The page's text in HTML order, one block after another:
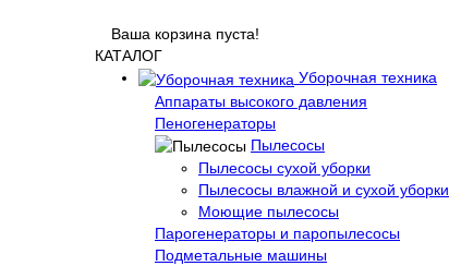
Ваша корзина пуста!
КАТАЛОГ
Уборочная техника
Аппараты высокого давления
Пеногенераторы
Пылесосы
Пылесосы сухой уборки
Пылесосы влажной и сухой уборки
Моющие пылесосы
Парогенераторы и паропылесосы
Подметальные машины